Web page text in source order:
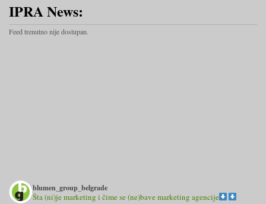
IPRA News:
Feed trenutno nije dostupan.
blumen_group_belgrade
Šta (ni)je marketing i čime se (ne)bave marketing agencije